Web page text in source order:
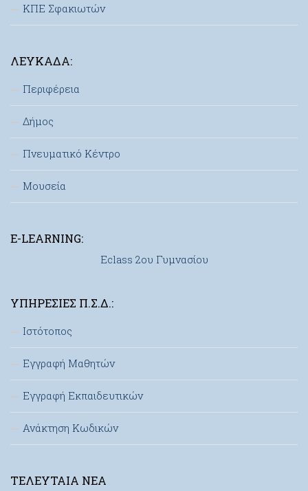
ΚΠΕ Σφακιωτών
ΛΕΥΚΆΔΑ:
Περιφέρεια
Δήμος
Πνευματικό Κέντρο
Μουσεία
E-LEARNING:
Eclass 2ου Γυμνασίου
ΥΠΗΡΕΣΊΕΣ Π.Σ.Δ.:
Ιστότοπος
Εγγραφή Μαθητών
Εγγραφή Εκπαιδευτικών
Ανάκτηση Κωδικών
ΤΕΛΕΥΤΑΊΑ ΝΈΑ